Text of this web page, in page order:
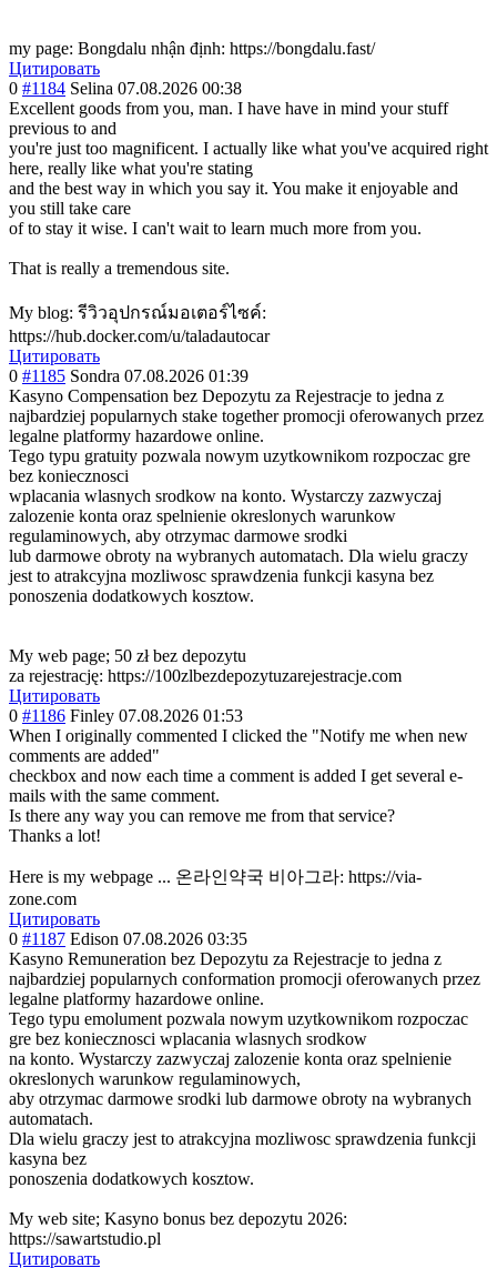
my page: Bongdalu nhận định: https://bongdalu.fast/
Цитировать
0 #1184 Selina 07.08.2026 00:38
Excellent goods from you, man. I have have in mind your stuff
previous to and
you're just too magnificent. I actually like what you've acquired right
here, really like what you're stating
and the best way in which you say it. You make it enjoyable and
you still take care
of to stay it wise. I can't wait to learn much more from you.
That is really a tremendous site.
My blog: รีวิวอุปกรณ์มอเตอร์ไซค์:
https://hub.docker.com/u/taladautocar
Цитировать
0 #1185 Sondra 07.08.2026 01:39
Kasyno Compensation bez Depozytu za Rejestracje to jedna z
najbardziej popularnych stake together promocji oferowanych przez
legalne platformy hazardowe online.
Tego typu gratuity pozwala nowym uzytkownikom rozpoczac gre
bez koniecznosci
wplacania wlasnych srodkow na konto. Wystarczy zazwyczaj
zalozenie konta oraz spelnienie okreslonych warunkow
regulaminowych, aby otrzymac darmowe srodki
lub darmowe obroty na wybranych automatach. Dla wielu graczy
jest to atrakcyjna mozliwosc sprawdzenia funkcji kasyna bez
ponoszenia dodatkowych kosztow.
My web page; 50 zł bez depozytu
za rejestrację: https://100zlbezdepozytuzarejestracje.com
Цитировать
0 #1186 Finley 07.08.2026 01:53
When I originally commented I clicked the "Notify me when new
comments are added"
checkbox and now each time a comment is added I get several e-
mails with the same comment.
Is there any way you can remove me from that service?
Thanks a lot!
Here is my webpage ... 온라인약국 비아그라: https://via-
zone.com
Цитировать
0 #1187 Edison 07.08.2026 03:35
Kasyno Remuneration bez Depozytu za Rejestracje to jedna z
najbardziej popularnych conformation promocji oferowanych przez
legalne platformy hazardowe online.
Tego typu emolument pozwala nowym uzytkownikom rozpoczac
gre bez koniecznosci wplacania wlasnych srodkow
na konto. Wystarczy zazwyczaj zalozenie konta oraz spelnienie
okreslonych warunkow regulaminowych,
aby otrzymac darmowe srodki lub darmowe obroty na wybranych
automatach.
Dla wielu graczy jest to atrakcyjna mozliwosc sprawdzenia funkcji
kasyna bez
ponoszenia dodatkowych kosztow.
My web site; Kasyno bonus bez depozytu 2026:
https://sawartstudio.pl
Цитировать